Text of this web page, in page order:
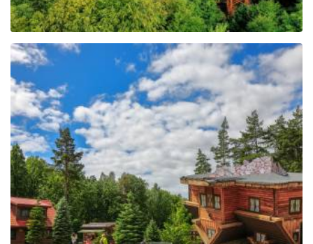
Leaflet| ©OpenStreetMapcontributors
The Regional Centre of
Education and
Promotion in Szymbark